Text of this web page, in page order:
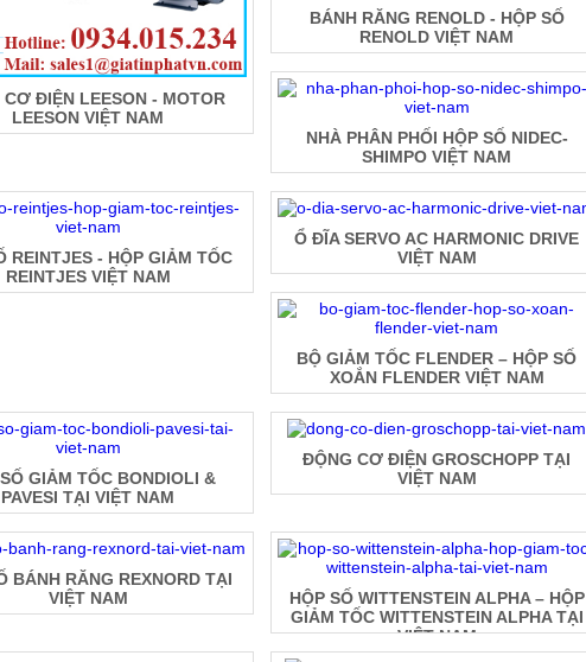
ĐIỆN LEESON - MOTOR
LEESON VIỆT NAM
BÁNH RĂNG RENOLD - HỘP SỐ
RENOLD VIỆT NAM
NHÀ PHÂN PHỐI HỘP SỐ NIDEC-
SHIMPO VIỆT NAM
REINTJES - HỘP GIẢM TỐC
REINTJES VIỆT NAM
Ổ ĐĨA SERVO AC HARMONIC DRIVE
VIỆT NAM
BỘ GIẢM TỐC FLENDER – HỘP SỐ
XOẮN FLENDER VIỆT NAM
GIẢM TỐC BONDIOLI &
PAVESI TẠI VIỆT NAM
ĐỘNG CƠ ĐIỆN GROSCHOPP TẠI
VIỆT NAM
BÁNH RĂNG REXNORD TẠI
VIỆT NAM
HỘP SỐ WITTENSTEIN ALPHA – HỘP
GIẢM TỐC WITTENSTEIN ALPHA TẠI
VIỆT NAM